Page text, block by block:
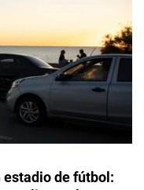
estadio de fútbol: